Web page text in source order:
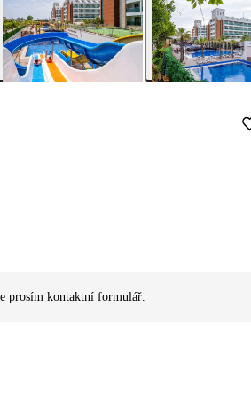
prosím kontaktní formulář.